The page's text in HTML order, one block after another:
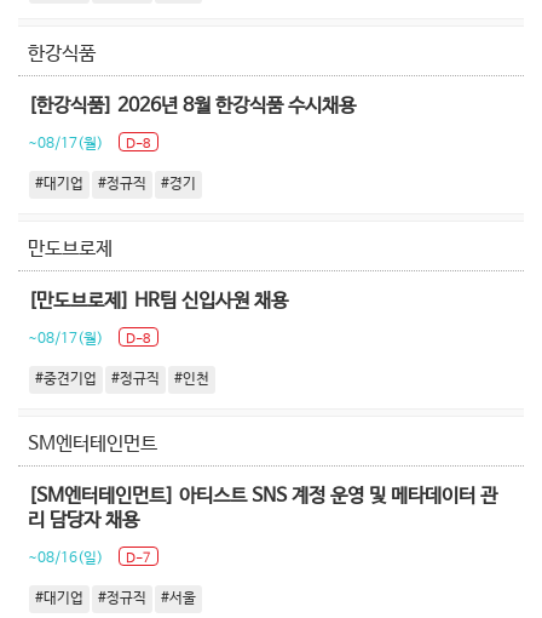
한강식품
[한강식품] 2026년 8월 한강식품 수시채용
~08/17(월) D-8
#대기업 #정규직 #경기
만도브로제
[만도브로제] HR팀 신입사원 채용
~08/17(월) D-8
#중견기업 #정규직 #인천
SM엔터테인먼트
[SM엔터테인먼트] 아티스트 SNS ​계정 ​운영 ​및 메타데이터 ​관
리 담당자 채용
~08/16(일) D-7
#대기업 #정규직 #서울